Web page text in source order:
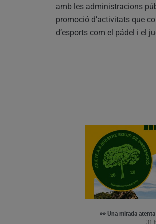
amb les administracions
promoció d’activitats que
d’esports com el pádel i el
👀 Una mirada
31